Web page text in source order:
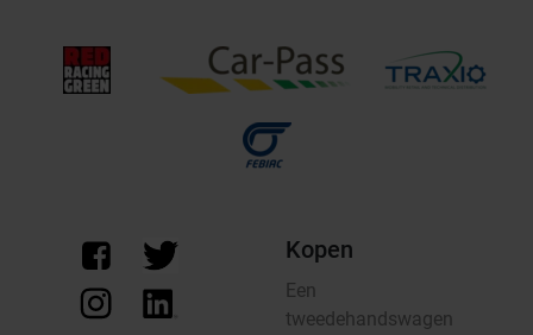
Kopen
Een
tweedehandswagen